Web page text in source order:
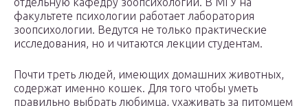
факультете психологии работает лаборатория
зоопсихологии. Ведутся не только практические
исследования, но и читаются лекции студентам.
Почти треть людей, имеющих домашних животных,
содержат именно кошек. Для того чтобы уметь
правильно выбрать любимца, ухаживать за питомцем